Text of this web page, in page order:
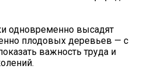
одновременно высадят
плодовых деревьев — с
важность труда и